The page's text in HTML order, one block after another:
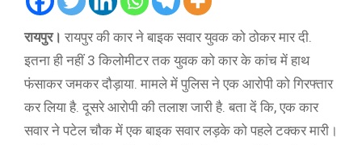
रायपुर। रायपुर की कार ने बाइक सवार युवक को ठोकर मार दी.
इतना ही नहीं 3 किलोमीटर तक युवक को कार के कांच में हाथ
फंसाकर जमकर दौड़ाया. मामले में पुलिस ने एक आरोपी को गिरफ्तार
कर लिया है. दूसरे आरोपी की तलाश जारी है. बता दें कि, एक कार
सवार ने पटेल चौक में एक बाइक सवार लड़के को पहले टक्कर मारी।